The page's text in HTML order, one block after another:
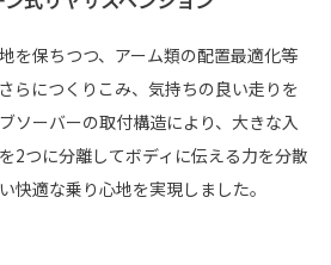
を保ちつつ、アーム類の配置最適化等
らにつくりこみ、気持ちの良い走りを
ソーバーの取付構造により、大きな入
2つに分離してボディに伝える力を分散
快適な乗り心地を実現しました。